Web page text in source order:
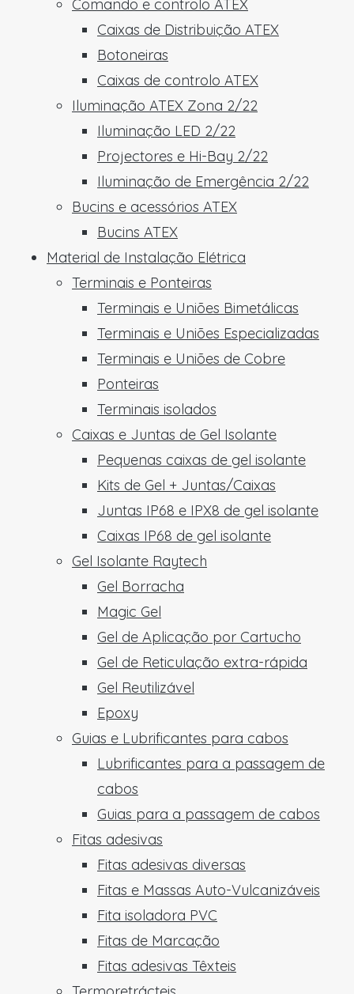
Comando e controlo ATEX
Caixas de Distribuição ATEX
Botoneiras
Caixas de controlo ATEX
Iluminação ATEX Zona 2/22
Iluminação LED 2/22
Projectores e Hi-Bay 2/22
Iluminação de Emergência 2/22
Bucins e acessórios ATEX
Bucins ATEX
Material de Instalação Elétrica
Terminais e Ponteiras
Terminais e Uniões Bimetálicas
Terminais e Uniões Especializadas
Terminais e Uniões de Cobre
Ponteiras
Terminais isolados
Caixas e Juntas de Gel Isolante
Pequenas caixas de gel isolante
Kits de Gel + Juntas/Caixas
Juntas IP68 e IPX8 de gel isolante
Caixas IP68 de gel isolante
Gel Isolante Raytech
Gel Borracha
Magic Gel
Gel de Aplicação por Cartucho
Gel de Reticulação extra-rápida
Gel Reutilizável
Epoxy
Guias e Lubrificantes para cabos
Lubrificantes para a passagem de
cabos
Guias para a passagem de cabos
Fitas adesivas
Fitas adesivas diversas
Fitas e Massas Auto-Vulcanizáveis
Fita isoladora PVC
Fitas de Marcação
Fitas adesivas Têxteis